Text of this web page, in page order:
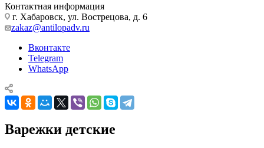
Контактная информация
г. Хабаровск, ул. Вострецова, д. 6
zakaz@antilopadv.ru
Вконтакте
Telegram
WhatsApp
Варежки детские